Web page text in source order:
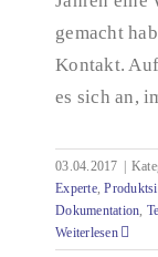
gemacht
Kontakt.
es sich an,
03.04.2017
Experte,
Dokumentation,
Weiterlesen